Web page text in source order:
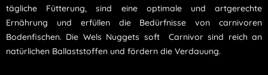
tägliche Fütterung, sind eine optimale und artgerechte
Ernährung und erfüllen die Bedürfnisse von carnivoren
Bodenfischen. Die Wels Nuggets soft Carnivor sind reich an
natürlichen Ballaststoffen und fördern die Verdauung.